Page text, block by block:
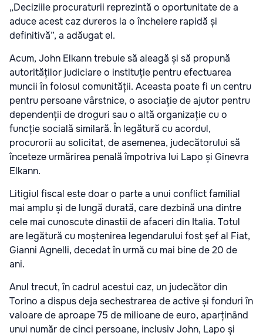
„Deciziile procuraturii reprezintă o oportunitate de a
aduce acest caz dureros la o încheiere rapidă și
definitivă”, a adăugat el.
Acum, John Elkann trebuie să aleagă și să propună
autorităților judiciare o instituție pentru efectuarea
muncii în folosul comunității. Aceasta poate fi un centru
pentru persoane vârstnice, o asociație de ajutor pentru
dependenții de droguri sau o altă organizație cu o
funcție socială similară. În legătură cu acordul,
procurorii au solicitat, de asemenea, judecătorului să
înceteze urmărirea penală împotriva lui Lapo și Ginevra
Elkann.
Litigiul fiscal este doar o parte a unui conflict familial
mai amplu și de lungă durată, care dezbină una dintre
cele mai cunoscute dinastii de afaceri din Italia. Totul
are legătură cu moștenirea legendarului fost șef al Fiat,
Gianni Agnelli, decedat în urmă cu mai bine de 20 de
ani.
Anul trecut, în cadrul acestui caz, un judecător din
Torino a dispus deja sechestrarea de active și fonduri în
valoare de aproape 75 de milioane de euro, aparținând
unui număr de cinci persoane, inclusiv John, Lapo și